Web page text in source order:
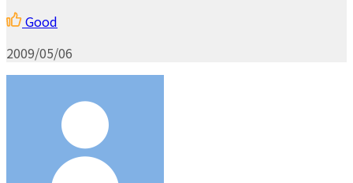
Good
2009/05/06